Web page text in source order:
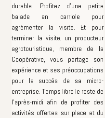
durable. Profitez d'une petite
balade en carriole pour
agrémenter la visite. Et pour
terminer la visite, un producteur
agrotouristique, membre de la
Coopérative, vous partage son
expérience et ses préoccupations
pour le succés de sa micro-
entreprise. Temps libre le reste de
l'après-midi afin de profiter des
activités offertes sur place et du